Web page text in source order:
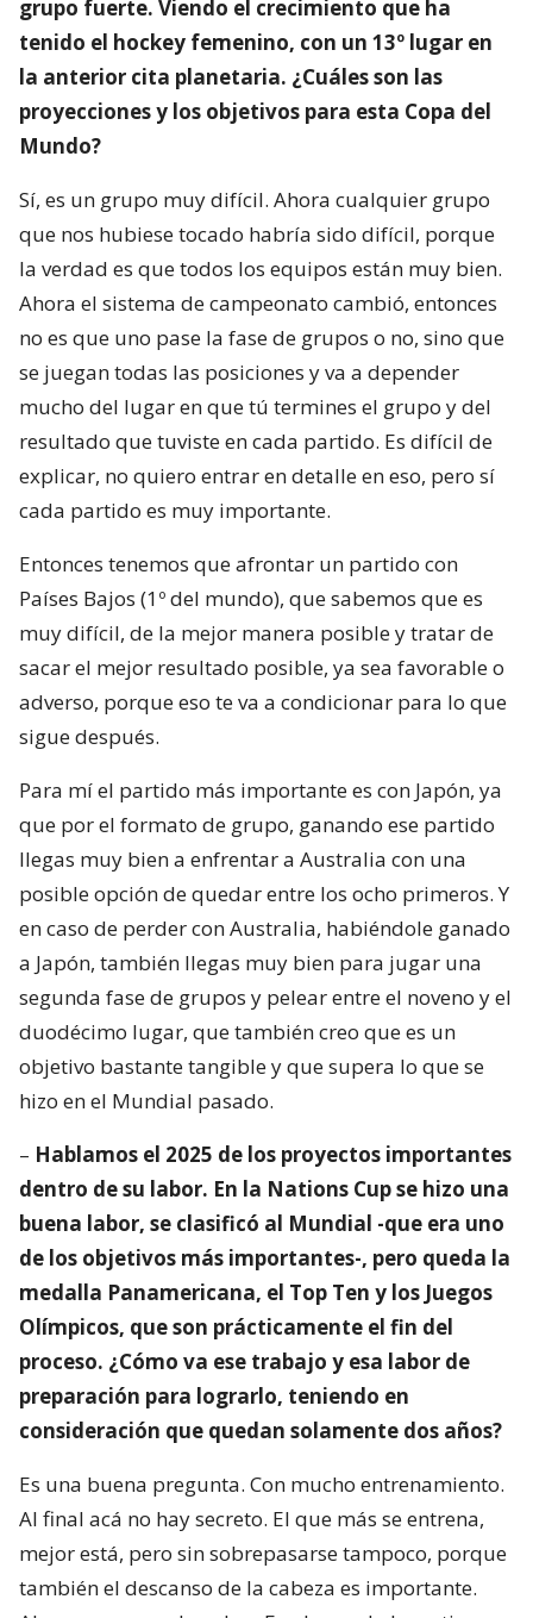
grupo fuerte. Viendo el crecimiento que ha
tenido el hockey femenino, con un 13º lugar en
la anterior cita planetaria. ¿Cuáles son las
proyecciones y los objetivos para esta Copa del
Mundo?
Sí, es un grupo muy difícil. Ahora cualquier grupo
que nos hubiese tocado habría sido difícil, porque
la verdad es que todos los equipos están muy bien.
Ahora el sistema de campeonato cambió, entonces
no es que uno pase la fase de grupos o no, sino que
se juegan todas las posiciones y va a depender
mucho del lugar en que tú termines el grupo y del
resultado que tuviste en cada partido. Es difícil de
explicar, no quiero entrar en detalle en eso, pero sí
cada partido es muy importante.
Entonces tenemos que afrontar un partido con
Países Bajos (1º del mundo), que sabemos que es
muy difícil, de la mejor manera posible y tratar de
sacar el mejor resultado posible, ya sea favorable o
adverso, porque eso te va a condicionar para lo que
sigue después.
Para mí el partido más importante es con Japón, ya
que por el formato de grupo, ganando ese partido
llegas muy bien a enfrentar a Australia con una
posible opción de quedar entre los ocho primeros. Y
en caso de perder con Australia, habiéndole ganado
a Japón, también llegas muy bien para jugar una
segunda fase de grupos y pelear entre el noveno y el
duodécimo lugar, que también creo que es un
objetivo bastante tangible y que supera lo que se
hizo en el Mundial pasado.
– Hablamos el 2025 de los proyectos importantes
dentro de su labor. En la Nations Cup se hizo una
buena labor, se clasificó al Mundial -que era uno
de los objetivos más importantes-, pero queda la
medalla Panamericana, el Top Ten y los Juegos
Olímpicos, que son prácticamente el fin del
proceso. ¿Cómo va ese trabajo y esa labor de
preparación para lograrlo, teniendo en
consideración que quedan solamente dos años?
Es una buena pregunta. Con mucho entrenamiento.
Al final acá no hay secreto. El que más se entrena,
mejor está, pero sin sobrepasarse tampoco, porque
también el descanso de la cabeza es importante.